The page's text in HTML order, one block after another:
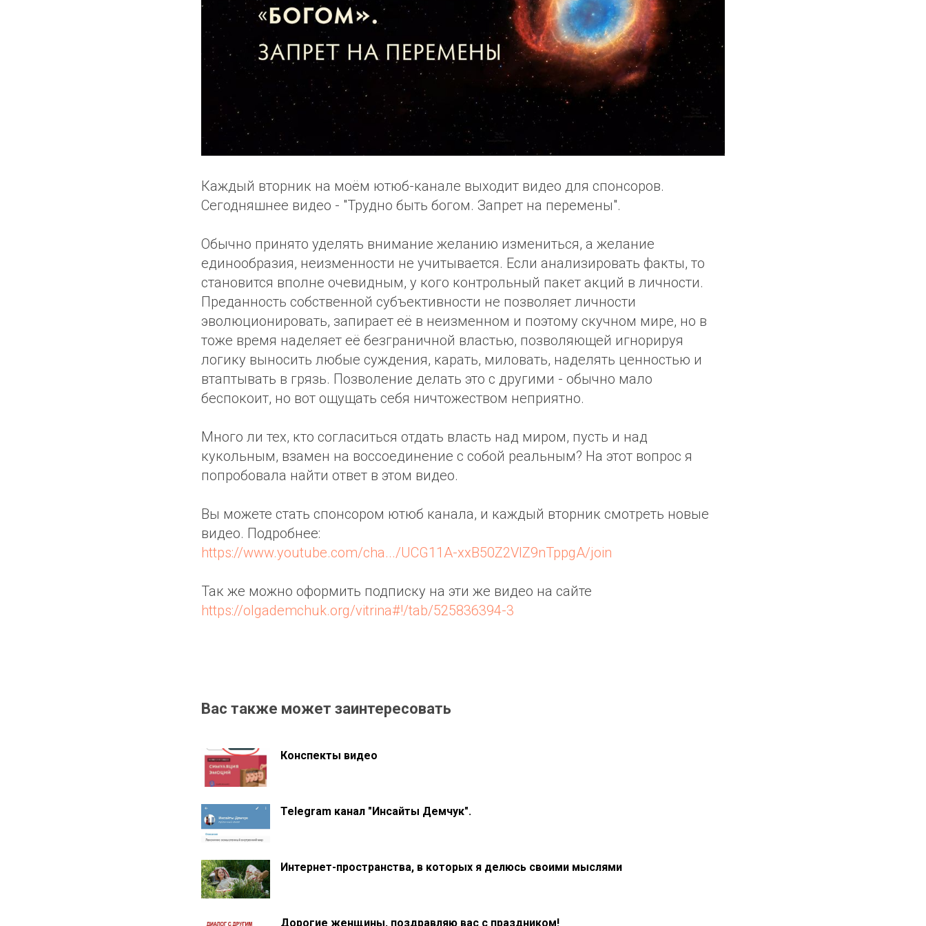
Каждый вторник на моём ютюб-канале выходит видео для спонсоров.
Сегодняшнее видео - "Трудно быть богом. Запрет на перемены".
Обычно принято уделять внимание желанию измениться, а желание
единообразия, неизменности не учитывается. Если анализировать факты, то
становится вполне очевидным, у кого контрольный пакет акций в личности.
Преданность собственной субъективности не позволяет личности
эволюционировать, запирает её в неизменном и поэтому скучном мире, но в
тоже время наделяет её безграничной властью, позволяющей игнорируя
логику выносить любые суждения, карать, миловать, наделять ценностью и
втаптывать в грязь. Позволение делать это с другими - обычно мало
беспокоит, но вот ощущать себя ничтожеством неприятно.
Много ли тех, кто согласиться отдать власть над миром, пусть и над
кукольным, взамен на воссоединение с собой реальным? На этот вопрос я
попробовала найти ответ в этом видео.
Вы можете стать спонсором ютюб канала, и каждый вторник смотреть новые
видео. Подробнее:
https://www.youtube.com/cha.../UCG11A-xxB50Z2VIZ9nTppgA/join
Так же можно оформить подписку на эти же видео на сайте
https://olgademchuk.org/vitrina#!/tab/525836394-3
Вас также может заинтересовать
Конспекты видео
Telegram канал "Инсайты Демчук".
Интернет-пространства, в которых я делюсь своими мыслями
Дорогие женщины, поздравляю вас с праздником!